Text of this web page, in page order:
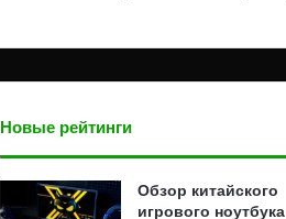
Новые рейтинги
Обзор китайского
игрового ноутбука